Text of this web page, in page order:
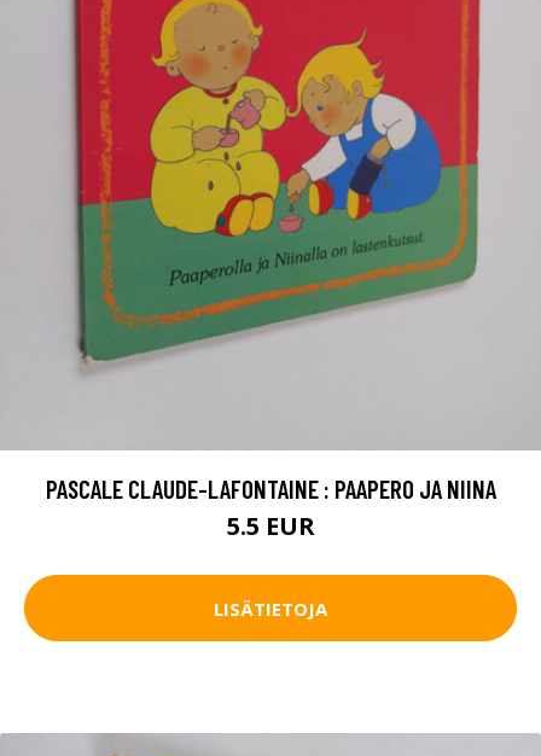
PASCALE CLAUDE-LAFONTAINE : PAAPERO JA NIINA
5.5 EUR
LISÄTIETOJA